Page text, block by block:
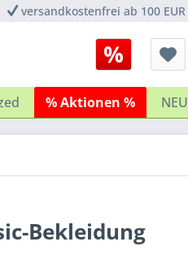
versandkostenfrei ab 100 EUR
% Aktionen % NEU
Bekleidung